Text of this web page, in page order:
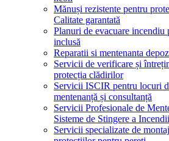
Mănuși rezistente pentru
Calitate garantată
Planuri de evacuare incendiu
inclusă
Reparatii si mentenanta
Servicii de verificare și
protecția clădirilor
Servicii ISCIR pentru locuri
mentenanță și consultanță
Servicii Profesionale de
Sisteme de Stingere a
Servicii specializate de